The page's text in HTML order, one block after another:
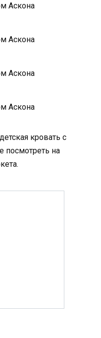
кровать с
посмотреть на